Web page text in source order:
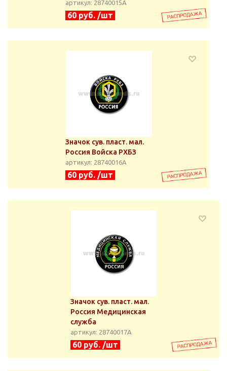
артикул: 28740015А
60 руб. /шт
Значок сув. пласт. мал.
Россия Войска РХБЗ
артикул: 28740016А
60 руб. /шт
Значок сув. пласт. мал.
Россия Медицинская
служба
артикул: 28740017А
60 руб. /шт